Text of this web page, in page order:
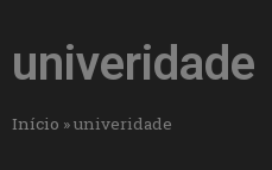
univeridade
Início »univeridade